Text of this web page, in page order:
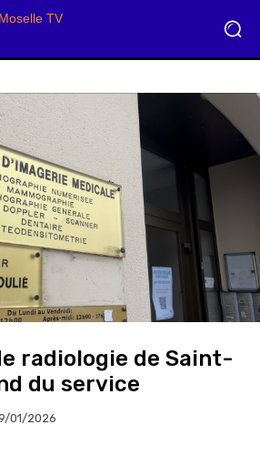
radiologie de Saint-
du service
01/2026